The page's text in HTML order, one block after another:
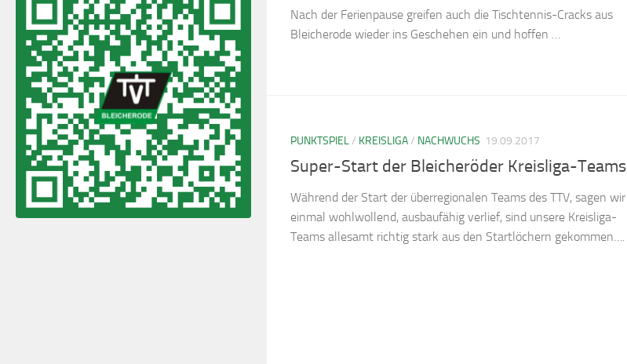
Nach der Ferienpause greifen auch die Tischtennis-Cracks aus
Bleicherode wieder ins Geschehen ein und hoffen …
PUNKTSPIEL/ KREISLIGA/ NACHWUCHS 19.09.2017
Super-Start der Bleicheröder Kreisliga-Teams
Während der Start der überregionalen Teams des TTV, sagen wir
einmal wohlwollend, ausbaufähig verlief, sind unsere Kreisliga-
Teams allesamt richtig stark aus den Startlöchern gekommen….